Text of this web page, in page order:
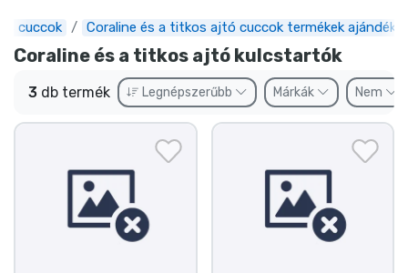
cuccok Coraline és a titkos ajtó cuccok termékek
Coraline és a titkos ajtó kulcstartók
3 db termék Legnépszerűbb Márkák Nem
Express szállítás
Előrendelhető cuccok
Outlet cuccok
Ajándékkártya
Szállítás és fizetés
Sorozatos cuccok